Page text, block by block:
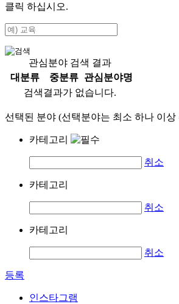
클릭 하십시오.
관심분야 검색 결과
대분류
중분류
관심분야명
검색결과가 없습니다.
선택된 분야 (선택분야는 최소 하나 이
카테고리
취소
카테고리
취소
카테고리
취소
등록
인스타그램